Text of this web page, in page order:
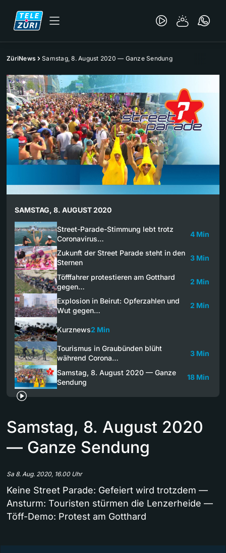
ZüriNews Samstag, 8. August 2020 — Ganze Sendung
SAMSTAG, 8. AUGUST 2020
Street-Parade-Stimmung lebt trotz
Coronavirus…
4 Min
Zukunft der Street Parade steht in den
Sternen
3 Min
Töfffahrer protestieren am Gotthard
gegen…
2 Min
Explosion in Beirut: Opferzahlen und
Wut gegen…
2 Min
Kurznews2 Min
Tourismus in Graubünden blüht
während Corona…
3 Min
Samstag, 8. August 2020 — Ganze
Sendung
18 Min
Samstag, 8. August 2020
— Ganze Sendung
Sa 8. Aug. 2020, 16.00 Uhr
Keine Street Parade: Gefeiert wird trotzdem —
Ansturm: Touristen stürmen die Lenzerheide —
Töff-Demo: Protest am Gotthard